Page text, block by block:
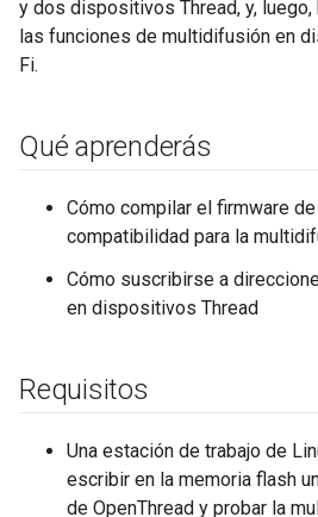
y dos dispositivos Thread, y,
las funciones de multidifusión en
Fi.
Qué aprenderás
Cómo compilar el firmware
compatibilidad para la
Cómo suscribirse a
en dispositivos Thread
Requisitos
Una estación de trabajo de
escribir en la memoria flash
de OpenThread y probar la